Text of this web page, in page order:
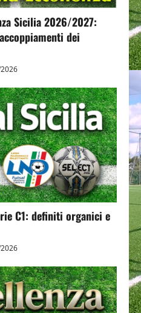
Sicilia 2026/2027:
dei
C1: definiti organici e